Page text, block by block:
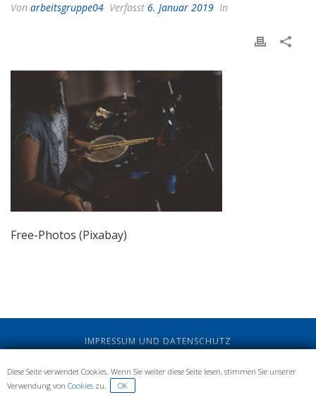
Von arbeitsgruppe04 Verfasst 6. Januar 2019 In
Free-Photos (Pixabay)
IMPRESSUM UND DATENSCHUTZ
Diese Seite verwendet Cookies. Wenn Sie weiter diese Seite lesen, stimmen Sie unserer
Verwendung von Cookies zu. OK